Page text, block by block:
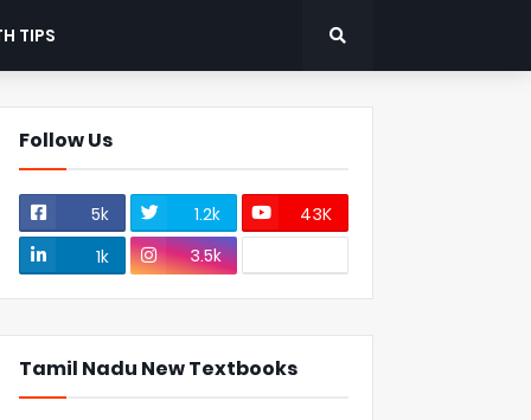
TIPS
Follow Us
5k 1.2k
43K
1k
3.5k
Tamil Nadu New Textbooks